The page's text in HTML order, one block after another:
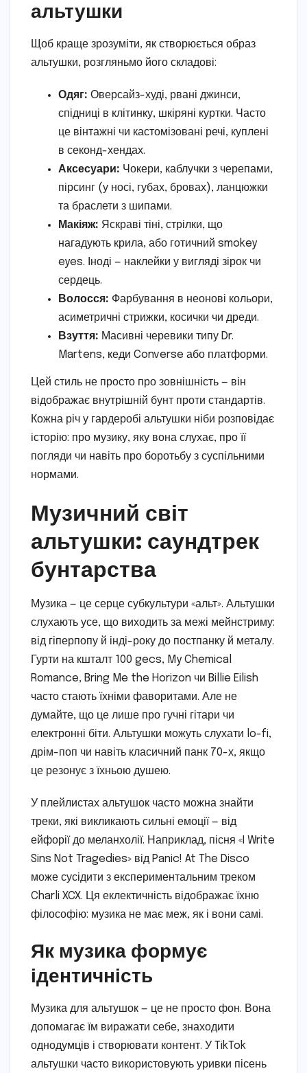
альтушки
Щоб краще зрозуміти, як створюється образ
альтушки, розгляньмо його складові:
Одяг: Оверсайз-худі, рвані джинси,
спідниці в клітинку, шкіряні куртки. Часто
це вінтажні чи кастомізовані речі, куплені
в секонд-хендах.
Аксесуари: Чокери, каблучки з черепами,
пірсинг (у носі, губах, бровах), ланцюжки
та браслети з шипами.
Макіяж: Яскраві тіні, стрілки, що
нагадують крила, або готичний smokey
eyes. Іноді — наклейки у вигляді зірок чи
сердець.
Волосся: Фарбування в неонові кольори,
асиметричні стрижки, косички чи дреди.
Взуття: Масивні черевики типу Dr.
Martens, кеди Converse або платформи.
Цей стиль не просто про зовнішність — він
відображає внутрішній бунт проти стандартів.
Кожна річ у гардеробі альтушки ніби розповідає
історію: про музику, яку вона слухає, про її
погляди чи навіть про боротьбу з суспільними
нормами.
Музичний світ
альтушки: саундтрек
бунтарства
Музика — це серце субкультури «альт». Альтушки
слухають усе, що виходить за межі мейнстриму:
від гіперпопу й інді-року до постпанку й металу.
Гурти на кшталт 100 gecs, My Chemical
Romance, Bring Me the Horizon чи Billie Eilish
часто стають їхніми фаворитами. Але не
думайте, що це лише про гучні гітари чи
електронні біти. Альтушки можуть слухати lo-fi,
дрім-поп чи навіть класичний панк 70-х, якщо
це резонує з їхньою душею.
У плейлистах альтушок часто можна знайти
треки, які викликають сильні емоції — від
ейфорії до меланхолії. Наприклад, пісня «I Write
Sins Not Tragedies» від Panic! At The Disco
може сусідити з експериментальним треком
Charli XCX. Ця еклектичність відображає їхню
філософію: музика не має меж, як і вони самі.
Як музика формує
ідентичність
Музика для альтушок — це не просто фон. Вона
допомагає їм виражати себе, знаходити
однодумців і створювати контент. У TikTok
альтушки часто використовують уривки пісень